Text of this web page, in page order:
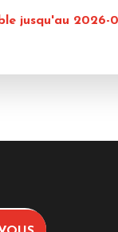
jusqu'au 2026-